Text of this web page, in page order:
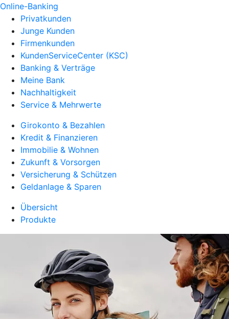
Online-Banking
Privatkunden
Junge Kunden
Firmenkunden
KundenServiceCenter (KSC)
Banking & Verträge
Meine Bank
Nachhaltigkeit
Service & Mehrwerte
Girokonto & Bezahlen
Kredit & Finanzieren
Immobilie & Wohnen
Zukunft & Vorsorgen
Versicherung & Schützen
Geldanlage & Sparen
Übersicht
Produkte